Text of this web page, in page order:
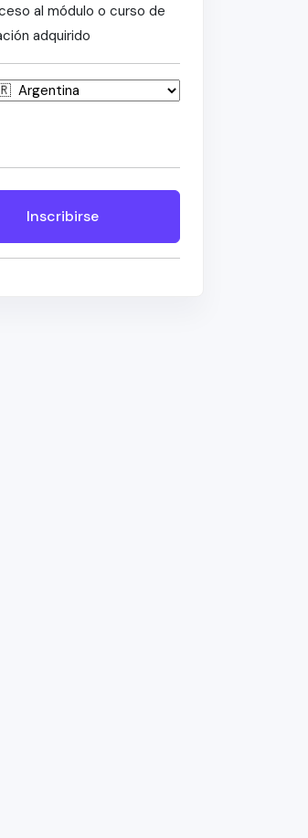
al módulo o curso de
adquirido
Inscribirse